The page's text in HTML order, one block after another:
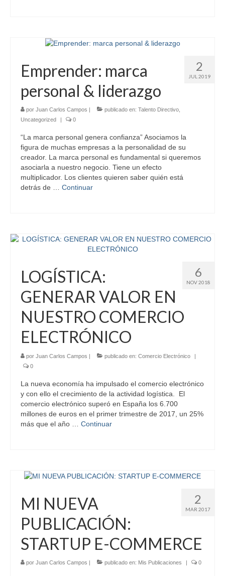
2
JUL 2019
Emprender: marca
personal & liderazgo
por Juan Carlos Campos publicado en: Talento Directivo
Uncategorized
0
“La marca personal genera confianza” Asociamos la
figura de muchas empresas a la personalidad de su
creador. La marca personal es fundamental si queremos
asociarla a nuestro negocio. Tiene un efecto
multiplicador. Los clientes quieren saber quién está
detrás de … Continuar
6
NOV 2018
LOGÍSTICA:
GENERAR VALOR EN
NUESTRO COMERCIO
ELECTRÓNICO
por Juan Carlos Campos | publicado en: Comercio Electrónico
|
0
La nueva economía ha impulsado el comercio electrónico
y con ello el crecimiento de la actividad logística. El
comercio electrónico superó en España los 6.700
millones de euros en el primer trimestre de 2017, un 25%
más que el año … Continuar
2
MAR 2017
MI NUEVA
PUBLICACIÓN:
STARTUP E-COMMERCE
por Juan Carlos Campos | publicado en: Mis Publicaciones | 0